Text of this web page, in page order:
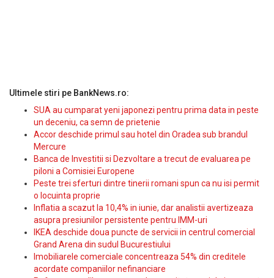
Ultimele stiri pe BankNews.ro:
SUA au cumparat yeni japonezi pentru prima data in peste
un deceniu, ca semn de prietenie
Accor deschide primul sau hotel din Oradea sub brandul
Mercure
Banca de Investitii si Dezvoltare a trecut de evaluarea pe
piloni a Comisiei Europene
Peste trei sferturi dintre tinerii romani spun ca nu isi permit
o locuinta proprie
Inflatia a scazut la 10,4% in iunie, dar analistii avertizeaza
asupra presiunilor persistente pentru IMM-uri
IKEA deschide doua puncte de servicii in centrul comercial
Grand Arena din sudul Bucurestiului
Imobiliarele comerciale concentreaza 54% din creditele
acordate companiilor nefinanciare